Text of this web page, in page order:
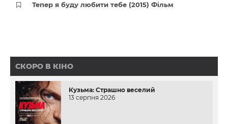
Тепер я буду любити тебе (2015) Фільм
СКОРО В КІНО
Кузьма: Страшно веселий
13 серпня 2026